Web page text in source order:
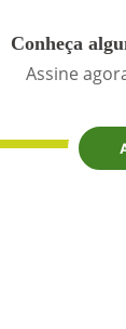
Conheça
Assine